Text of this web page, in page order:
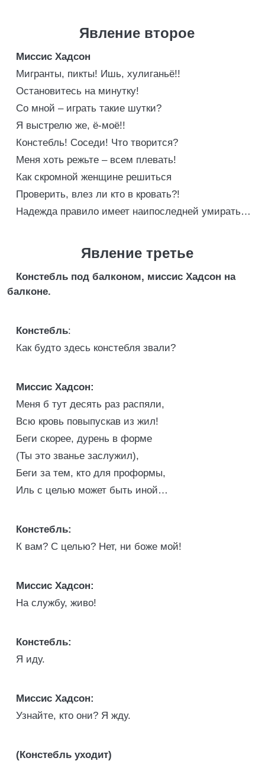
Явление второе
Миссис Хадсон
Мигранты, пикты! Ишь, хулиганьё!!
Остановитесь на минутку!
Со мной – играть такие шутки?
Я выстрелю же, ё-моё!!
Констебль! Соседи! Что творится?
Меня хоть режьте – всем плевать!
Как скромной женщине решиться
Проверить, влез ли кто в кровать?!
Надежда правило имеет наипоследней умирать…
Явление третье
Констебль под балконом, миссис Хадсон на
балконе.
Констебль:
Как будто здесь констебля звали?
Миссис Хадсон:
Меня б тут десять раз распяли,
Всю кровь повыпускав из жил!
Беги скорее, дурень в форме
(Ты это званье заслужил),
Беги за тем, кто для проформы,
Иль с целью может быть иной…
Констебль:
К вам? С целью? Нет, ни боже мой!
Миссис Хадсон:
На службу, живо!
Констебль:
Я иду.
Миссис Хадсон:
Узнайте, кто они? Я жду.
(Констебль уходит)